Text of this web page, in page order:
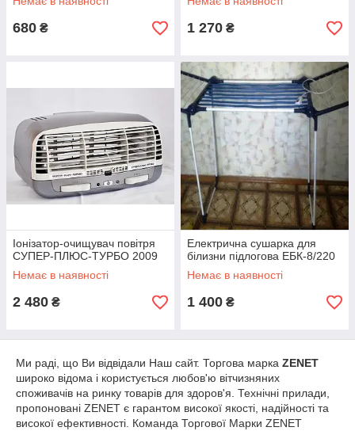
680 ₴ 1 270 ₴
Іонізатор-очищувач повітря
СУПЕР-ПЛЮС-ТУРБО 2009
Немає в наявності
2 480 ₴
Електрична сушарка для
білизни підлогова ЕБК-8/220
Немає в наявності
1 400 ₴
Ми раді, що Ви відвідали Наш сайт. Торгова марка ZENET
широко відома і користується любов'ю вітчизняних
споживачів на ринку товарів для здоров'я. Технічні прилади,
пропоновані ZENET є гарантом високої якості, надійності та
високої ефективності. Команда Торгової Марки ZENET